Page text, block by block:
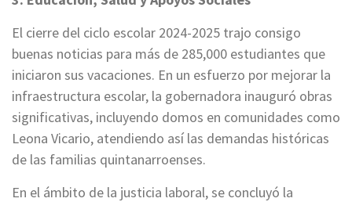
El cierre del ciclo escolar 2024-2025 trajo consigo
buenas noticias para más de 285,000 estudiantes que
iniciaron sus vacaciones. En un esfuerzo por mejorar la
infraestructura escolar, la gobernadora inauguró obras
significativas, incluyendo domos en comunidades como
Leona Vicario, atendiendo así las demandas históricas
de las familias quintanarroenses.
En el ámbito de la justicia laboral, se concluyó la